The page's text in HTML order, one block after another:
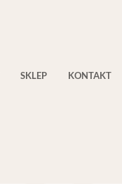
SKLEP KONTAKT